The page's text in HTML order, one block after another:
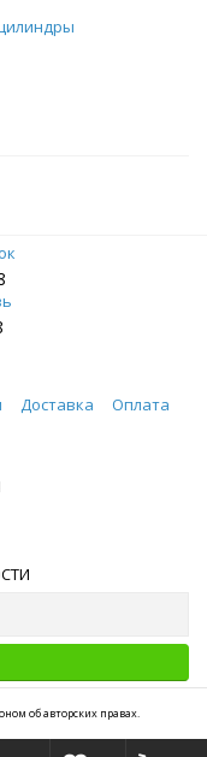
Доставка
Оплата
об авторских правах.